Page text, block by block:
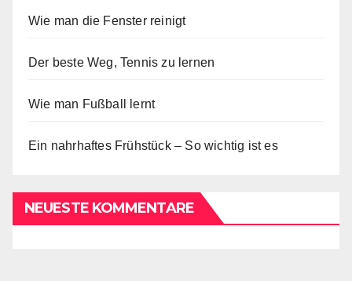
Wie man die Fenster reinigt
Der beste Weg, Tennis zu lernen
Wie man Fußball lernt
Ein nahrhaftes Frühstück – So wichtig ist es
NEUESTE KOMMENTARE